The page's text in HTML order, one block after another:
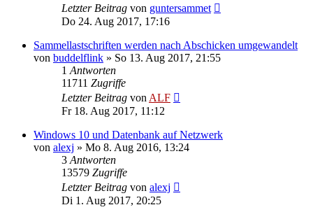
Letzter Beitrag von guntersammet
Do 24. Aug 2017, 17:16
Sammellastschriften werden nach Abschicken umgewandelt
von buddelflink » So 13. Aug 2017, 21:55
1 Antworten
11711 Zugriffe
Letzter Beitrag von ALF
Fr 18. Aug 2017, 11:12
Windows 10 und Datenbank auf Netzwerk
von alexj » Mo 8. Aug 2016, 13:24
3 Antworten
13579 Zugriffe
Letzter Beitrag von alexj
Di 1. Aug 2017, 20:25